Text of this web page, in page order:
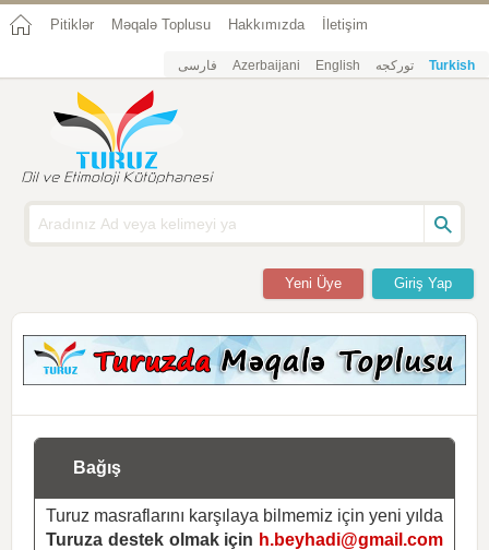
Pitiklər Məqalə Toplusu Hakkımızda İletişim
فارسی Azerbaijani English تورکجه Turkish
Giriş Yap
Yeni Üye
Bağış
Turuz masraflarını karşılaya bilmemiz için yeni yılda
Turuza destek olmak için h.beyhadi@gmail.com